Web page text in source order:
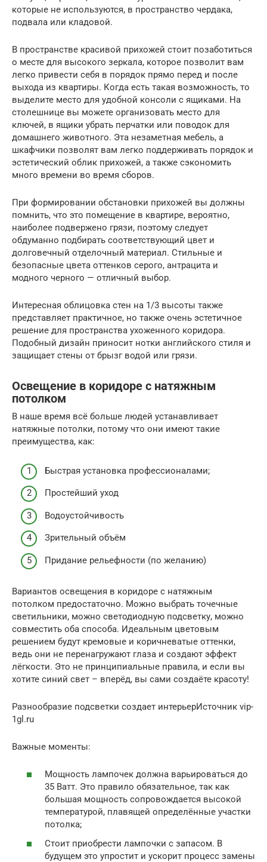
которые не используются, в пространство чердака,
подвала или кладовой.
В пространстве красивой прихожей стоит позаботиться
о месте для высокого зеркала, которое позволит вам
легко привести себя в порядок прямо перед и после
выхода из квартиры. Когда есть такая возможность, то
выделите место для удобной консоли с ящиками. На
столешнице вы можете организовать место для
ключей, в ящики убрать перчатки или поводок для
домашнего животного. Эта незаметная мебель, а
шкафчики позволят вам легко поддерживать порядок и
эстетический облик прихожей, а также сэкономить
много времени во время сборов.
При формировании обстановки прихожей вы должны
помнить, что это помещение в квартире, вероятно,
наиболее подвержено грязи, поэтому следует
обдуманно подбирать соответствующий цвет и
долговечный отделочный материал. Стильные и
безопасные цвета оттенков серого, антрацита и
модного черного — отличный выбор.
Интересная облицовка стен на 1/3 высоты также
представляет практичное, но также очень эстетичное
решение для пространства ухоженного коридора.
Подобный дизайн приносит нотки английского стиля и
защищает стены от брызг водой или грязи.
Освещение в коридоре с натяжным
потолком
В наше время всё больше людей устанавливает
натяжные потолки, потому что они имеют такие
преимущества, как:
Быстрая установка профессионалами;
Простейший уход
Водоустойчивость
Зрительный объём
Придание рельефности (по желанию)
Вариантов освещения в коридоре с натяжным
потолком предостаточно. Можно выбрать точечные
светильники, можно светодиодную подсветку, можно
совместить оба способа. Идеальным цветовым
решением будут кремовые и коричневатые оттенки,
ведь они не перенагружают глаза и создают эффект
лёгкости. Это не принципиальные правила, и если вы
хотите синий свет – вперёд, вы сами создаёте красоту!
Разнообразие подсветки создает интерьерИсточник vip-
1gl.ru
Важные моменты:
Мощность лампочек должна варьироваться до
35 Ватт. Это правило обязательное, так как
большая мощность сопровождается высокой
температурой, плавящей определённые участки
потолка;
Стоит приобрести лампочки с запасом. В
будущем это упростит и ускорит процесс замены